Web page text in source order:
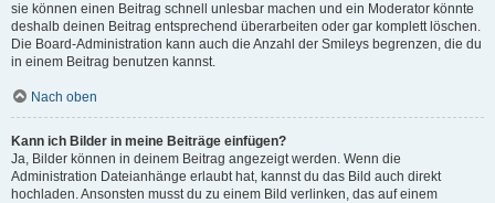
sie können einen Beitrag schnell unlesbar machen und ein Moderator könnte
deshalb deinen Beitrag entsprechend überarbeiten oder gar komplett löschen.
Die Board-Administration kann auch die Anzahl der Smileys begrenzen, die du
in einem Beitrag benutzen kannst.
Nach oben
Kann ich Bilder in meine Beiträge einfügen?
Ja, Bilder können in deinem Beitrag angezeigt werden. Wenn die
Administration Dateianhänge erlaubt hat, kannst du das Bild auch direkt
hochladen. Ansonsten musst du zu einem Bild verlinken, das auf einem